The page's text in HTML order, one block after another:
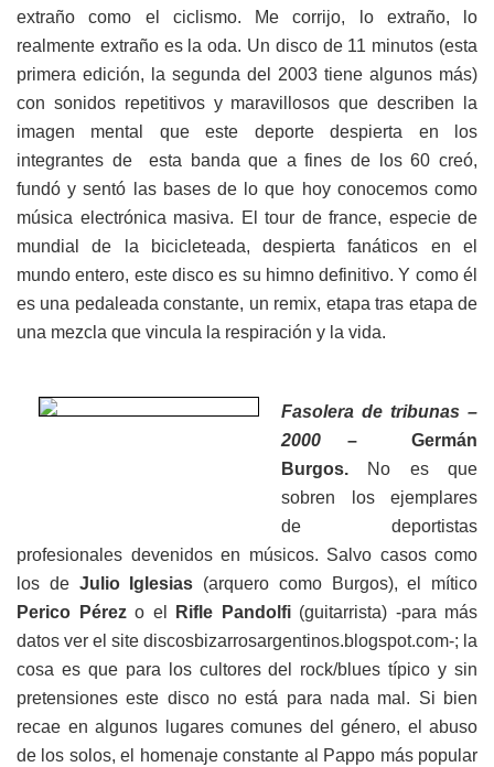
extraño como el ciclismo. Me corrijo, lo extraño, lo
realmente extraño es la oda. Un disco de 11 minutos (esta
primera edición, la segunda del 2003 tiene algunos más)
con sonidos repetitivos y maravillosos que describen la
imagen mental que este deporte despierta en los
integrantes de esta banda que a fines de los 60 creó,
fundó y sentó las bases de lo que hoy conocemos como
música electrónica masiva. El tour de france, especie de
mundial de la bicicleteada, despierta fanáticos en el
mundo entero, este disco es su himno definitivo. Y como él
es una pedaleada constante, un remix, etapa tras etapa de
una mezcla que vincula la respiración y la vida.
Fasolera de tribunas –
2000– Germán
Burgos. No es que
sobren los ejemplares
de deportistas
profesionales devenidos en músicos. Salvo casos como
los de Julio Iglesias (arquero como Burgos), el mítico
Perico Pérezo el Rifle Pandolfi(guitarrista) -para más
datos ver el site discosbizarrosargentinos.blogspot.com-; la
cosa es que para los cultores del rock/blues típico y sin
pretensiones este disco no está para nada mal. Si bien
recae en algunos lugares comunes del género, el abuso
de los solos, el homenaje constante al Pappo más popular